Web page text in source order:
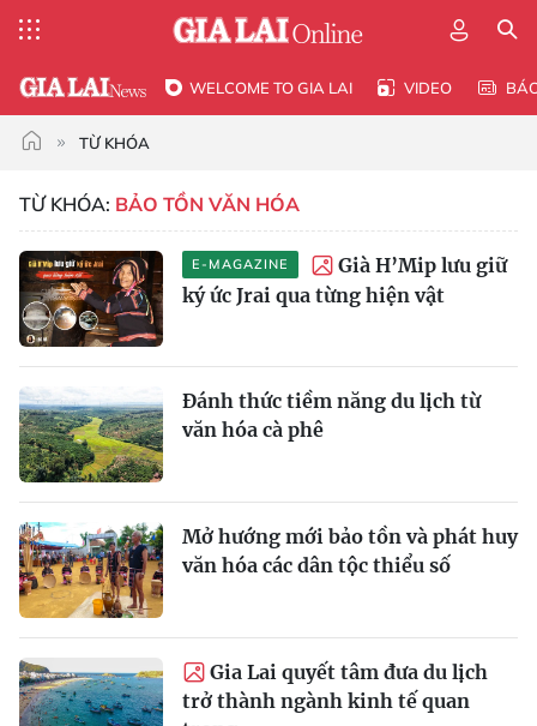
WELCOME TO GIA LAI VIDEO
TỪ KHÓA
TỪ KHÓA: BẢO TỒN VĂN HÓA
E-MAGAZINE
Già H’Mip lưu giữ
ký ức Jrai qua từng hiện vật
Đánh thức tiềm năng du lịch từ
văn hóa cà phê
Mở hướng mới bảo tồn và phát huy
văn hóa các dân tộc thiểu số
Gia Lai quyết tâm đưa du lịch
trở thành ngành kinh tế quan